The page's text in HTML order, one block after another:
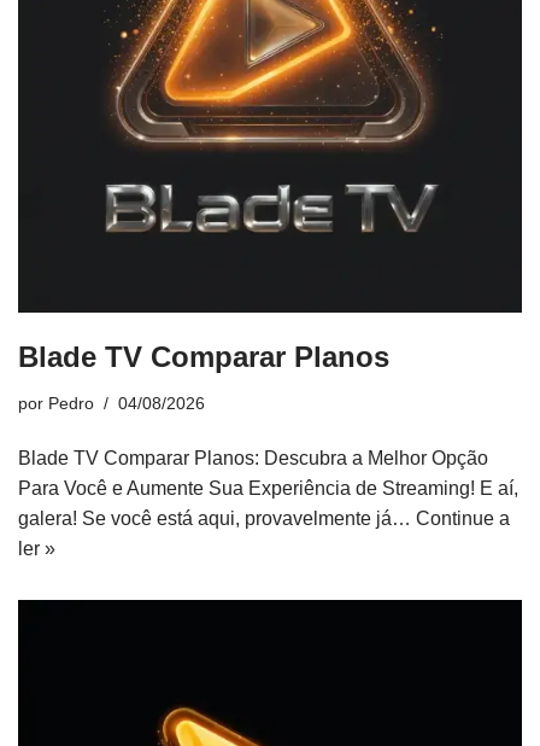
Blade TV Comparar Planos
por Pedro 04/08/2026
Blade TV Comparar Planos: Descubra a Melhor Opção
Para Você e Aumente Sua Experiência de Streaming! E aí,
galera! Se você está aqui, provavelmente já… Continue a
ler »